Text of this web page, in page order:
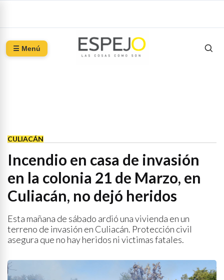
☰ Menú
CULIACÁN
Incendio en casa de invasión
en la colonia 21 de Marzo, en
Culiacán, no dejó heridos
Esta mañana de sábado ardió una vivienda en un
terreno de invasión en Culiacán. Protección civil
asegura que no hay heridos ni victimas fatales.